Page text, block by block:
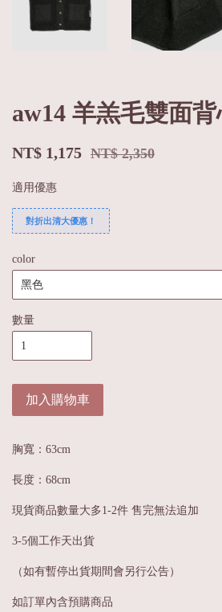
aw14 羊羔毛雙面背
NT$ 1,175 NT$ 2,350
適用優惠
對折出清大優惠！
color
數量
加入購物車
胸寬：63cm
長度：68cm
現貨商品數量大多1-2件 售完無法追加
3-5個工作天出貨
（如有暫停出貨期間會另行公告）
如訂單內含預購商品